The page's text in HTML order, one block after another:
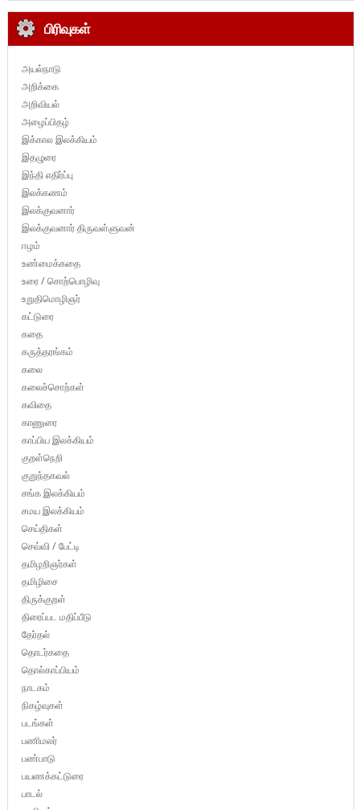
பிரிவுகள்
அயல்நாடு
அறிக்கை
அறிவியல்
அழைப்பிதழ்
இக்கால இலக்கியம்
இதழுரை
இந்தி எதிர்ப்பு
இலக்கணம்
இலக்குவனார்
இலக்குவனார் திருவள்ளுவன்
ஈழம்
உண்மைக்கதை
உரை / சொற்பொழிவு
உறுதிமொழிஞர்
கட்டுரை
கதை
கருத்தரங்கம்
கலை
கலைச்சொற்கள்
கவிதை
காணுரை
காப்பிய இலக்கியம்
குறள்நெறி
குறுந்தகவல்
சங்க இலக்கியம்
சமய இலக்கியம்
செய்திகள்
செவ்வி / பேட்டி
தமிழறிஞர்கள்
தமிழிசை
திருக்குறள்
திரைப்பட மதிப்பீடு
தேர்தல்
தொடர்கதை
தொல்காப்பியம்
நாடகம்
நிகழ்வுகள்
படங்கள்
பணிமலர்
பண்பாடு
பயணக்கட்டுரை
பாடல்